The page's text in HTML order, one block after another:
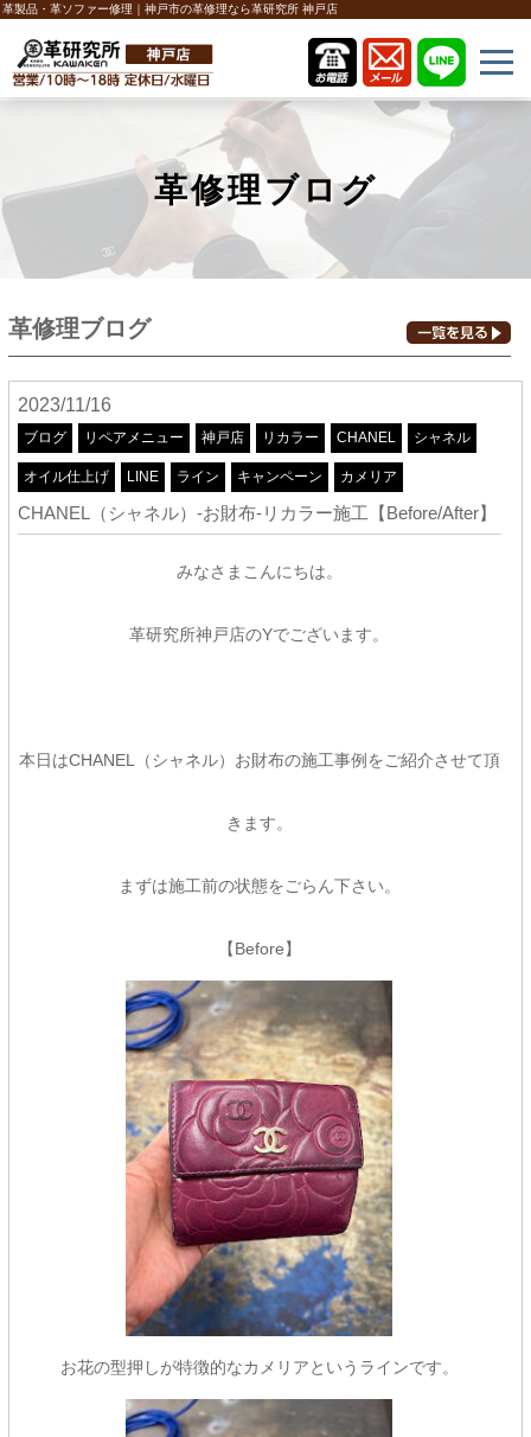
革製品・革ソファー修理｜神戸市の革修理なら革研究所 神戸店
革修理ブログ
革修理ブログ
2023/11/16
ブログ リペアメニュー 神戸店 リカラー CHANEL シャネル
オイル仕上げ LINE ライン キャンペーン カメリア
CHANEL（シャネル）-お財布-リカラー施工【Before/After】
みなさまこんにちは。
革研究所神戸店のYでございます。
本日はCHANEL（シャネル）お財布の施工事例をご紹介させて頂
きます。
まずは施工前の状態をごらん下さい。
【Before】
お花の型押しが特徴的なカメリアというラインです。